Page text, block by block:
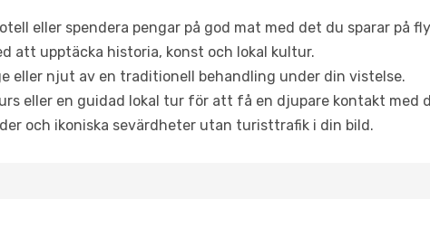
eller spendera pengar på god mat med det du sparar på
att upptäcka historia, konst och lokal kultur.
eller njut av en traditionell behandling under din vistelse.
eller en guidad lokal tur för att få en djupare kontakt med
och ikoniska sevärdheter utan turisttrafik i din bild.